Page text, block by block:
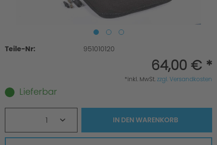
Teile-Nr: 951010120
64,00 € *
*inkl. MwSt.zzgl. Versandkosten
Lieferbar
1 IN DENWARENKORB